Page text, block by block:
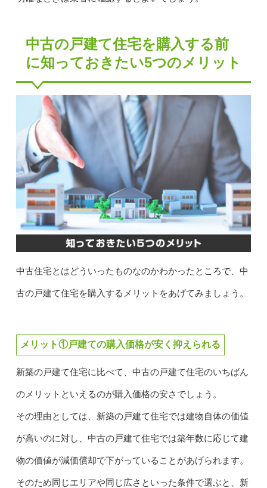
中古の戸建て住宅を購入する前
に知っておきたい5つのメリット
中古住宅とはどういったものなのかわかったところで、中
古の戸建て住宅を購入するメリットをあげてみましょう。
メリット①戸建ての購入価格が安く抑えられる
新築の戸建て住宅に比べて、中古の戸建て住宅のいちばん
のメリットといえるのが購入価格の安さでしょう。
その理由としては、新築の戸建て住宅では建物自体の価値
が高いのに対し、中古の戸建て住宅では築年数に応じて建
物の価値が減価償却で下がっていることがあげられます。
そのため同じエリアや同じ広さといった条件で選ぶと、新